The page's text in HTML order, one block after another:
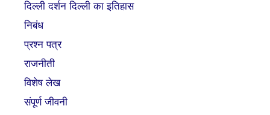
दिल्ली दर्शन दिल्ली का इतिहास
निबंध
प्रश्न पत्र
राजनीती
विशेष लेख
संपूर्ण जीवनी